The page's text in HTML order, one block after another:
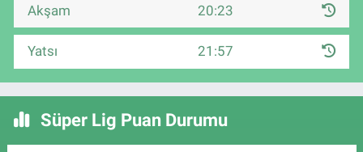
Akşam 20:23
Yatsı 21:57
Süper Lig Puan Durumu